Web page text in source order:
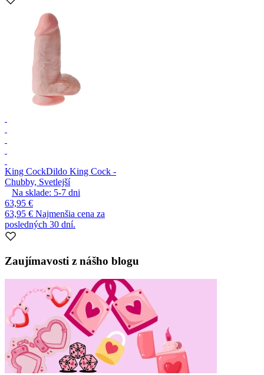
King CockDildo King Cock -
Chubby, Svetlejší
Na sklade: 5-7 dni
63,95 €
63,95 € Najmenšia cena za
posledných 30 dní.
Zaujímavosti z nášho blogu